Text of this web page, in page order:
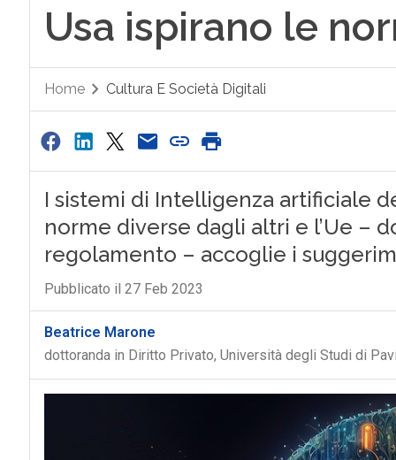
Usa ispirano le
Home Cultura E Società Digitali
I sistemi di Intelligenza artificiale
norme diverse dagli altri e l’Ue –
regolamento – accoglie i
Pubblicato il 27 Feb 2023
Beatrice Marone
dottoranda in Diritto Privato, Università degli Studi di